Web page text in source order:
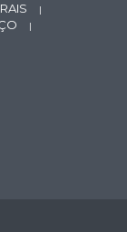
|
|